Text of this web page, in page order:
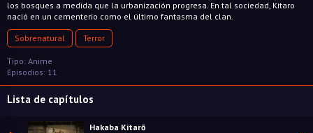
los bosques a medida que la urbanización progresa. En tal sociedad, Kitaro
nació en un cementerio como el último fantasma del clan.
Sobrenatural Terror
Tipo: Anime
Episodios: 11
Lista de capítulos
Hakaba Kitarō